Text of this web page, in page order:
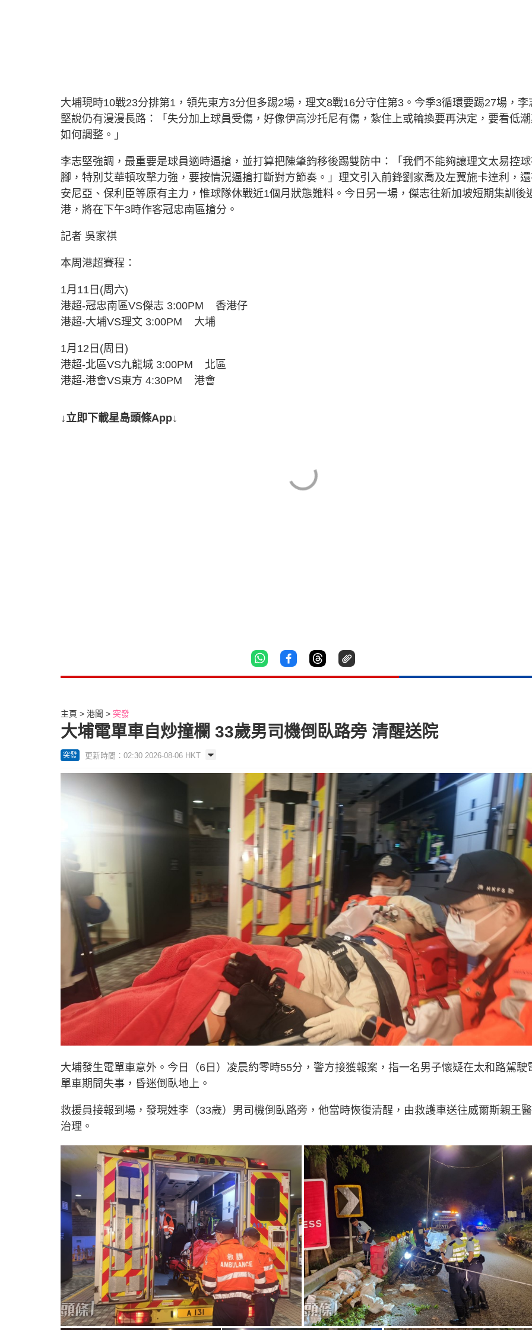
大埔現時10戰23分排第1，領先東方3分但多踢2場，理文8戰16分守住第3。今季3循環要踢27場，李
堅說仍有漫漫長路：「失分加上球員受傷，好像伊高沙托尼有傷，紮住上或輪換要再決定，要看低
如何調整。」
李志堅強調，最重要是球員適時逼搶，並打算把陳肇鈞移後踢雙防中：「我們不能夠讓理文太易控
腳，特別艾華頓攻擊力強，要按情況逼搶打斷對方節奏。」理文引入前鋒劉家喬及左翼施卡達利，
安尼亞、保利臣等原有主力，惟球隊休戰近1個月狀態難料。今日另一場，傑志往新加坡短期集訓後
港，將在下午3時作客冠忠南區搶分。
記者 吳家祺
本周港超賽程：
1月11日(周六)
港超-冠忠南區VS傑志 3:00PM 香港仔
港超-大埔VS理文 3:00PM 大埔
1月12日(周日)
港超-北區VS九龍城 3:00PM 北區
港超-港會VS東方 4:30PM 港會
↓立即下載星島頭條App↓
主頁 港聞 突發
大埔電單車自炒撞欄 33歲男司機倒臥路旁 清醒送院
突發 更新時間：02:30 2026-08-06 HKT
大埔發生電單車意外。今日（6日）凌晨約零時55分，警方接獲報案，指一名男子懷疑在太和路駕駛
單車期間失事，昏迷倒臥地上。
救援員接報到場，發現姓李（33歲）男司機倒臥路旁，他當時恢復清醒，由救護車送往威爾斯親王
治理。